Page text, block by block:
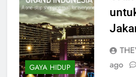
GAYA HIDUP
ago